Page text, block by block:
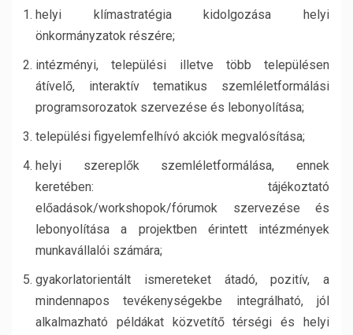
helyi klímastratégia kidolgozása helyi
önkormányzatok részére;
intézményi, települési illetve több településen
átívelő, interaktív tematikus szemléletformálási
programsorozatok szervezése és lebonyolítása;
települési figyelemfelhívó akciók megvalósítása;
helyi szereplők szemléletformálása, ennek
keretében: tájékoztató
előadások/workshopok/fórumok szervezése és
lebonyolítása a projektben érintett intézmények
munkavállalói számára;
gyakorlatorientált ismereteket átadó, pozitív, a
mindennapos tevékenységekbe integrálható, jól
alkalmazható példákat közvetítő térségi és helyi